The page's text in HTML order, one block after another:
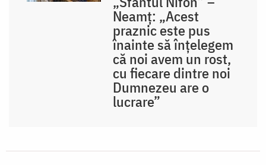
Neamț: „Acest
praznic este pus
înainte să înțelegem
că noi avem un rost,
cu fiecare dintre noi
Dumnezeu are o
lucrare”